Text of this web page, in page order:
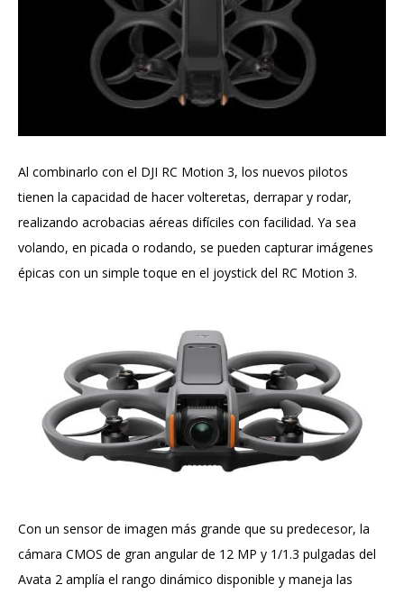
Al combinarlo con el DJI RC Motion 3, los nuevos pilotos
tienen la capacidad de hacer volteretas, derrapar y rodar,
realizando acrobacias aéreas difíciles con facilidad. Ya sea
volando, en picada o rodando, se pueden capturar imágenes
épicas con un simple toque en el joystick del RC Motion 3.
Con un sensor de imagen más grande que su predecesor, la
cámara CMOS de gran angular de 12 MP y 1/1.3 pulgadas del
Avata 2 amplía el rango dinámico disponible y maneja las